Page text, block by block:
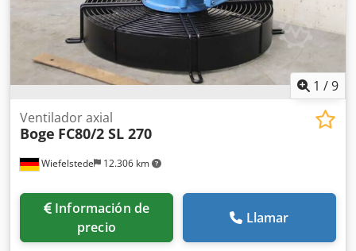
1 /9
Wiefelstede 12.306 km
Ventilador axial
Boge FC80/2 SL 270
Información de
precio
Llamar